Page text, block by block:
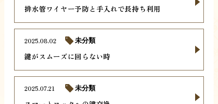
排水管ワイヤー予防と手入れで長持ち利用
鍵がスムーズに回らない時
2025.08.02 未分類
2025.07.21 未分類